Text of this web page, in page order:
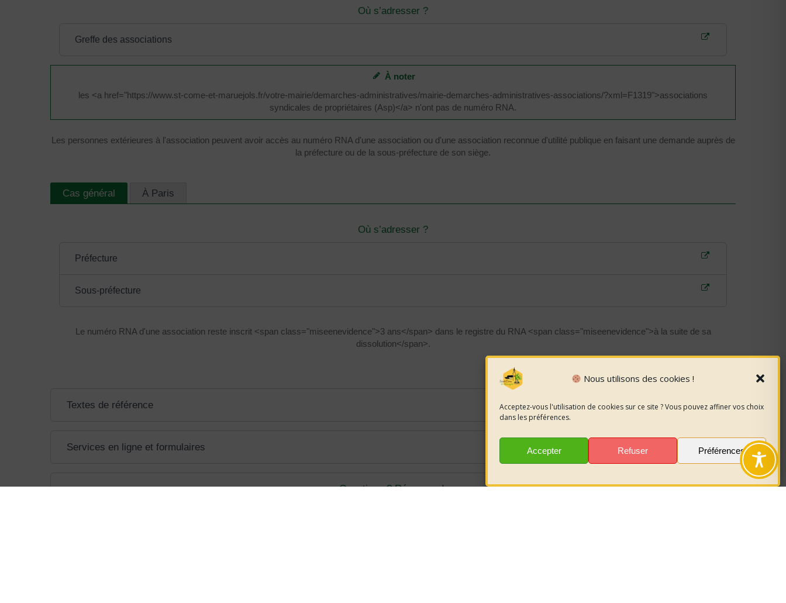
Nous utilisons des cookies !
Acceptez-vous l'utilisation de cookies sur ce site ? Vous pouvez affiner vos choix
dans les préférences.
Accepter Refuser Préférences
Où s’adresser ?
Greffe des associations
À noter
les <a href="https://www.st-come-et-maruejols.fr/votre-mairie/demarches-administratives/mairie-demarches-administratives-associations/?xml=F1319">associations
syndicales de propriétaires (Asp)</a> n'ont pas de numéro RNA.
Les personnes extérieures à l'association peuvent avoir accès au numéro RNA d'une association ou d'une association reconnue d'utilité publique en faisant une demande auprès de
la préfecture ou de la sous-préfecture de son siège.
Cas général À Paris
Où s’adresser ?
Préfecture
Sous-préfecture
Le numéro RNA d'une association reste inscrit <span class="miseenevidence">3 ans</span> dans le registre du RNA <span class="miseenevidence">à la suite de sa
dissolution</span>.
Textes de référence
Services en ligne et formulaires
Questions ? Réponses !